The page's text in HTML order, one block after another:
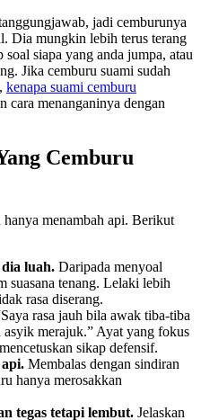
jadi cemburunya
Dia mungkin lebih terus terang
siapa yang anda jumpa, atau
Jika cemburu suami sudah
kenapa suami cemburu
cara menanganinya dengan
Cemburu
menambah api. Berikut
luah. Daripada menyoal
suasana tenang. Lelaki lebih
rasa diserang.
rasa jauh bila awak tiba-tiba
merajuk.” Ayat yang fokus
sikap defensif.
Membalas dengan sindiran
hanya merosakkan
tegas tetapi lembut. Jelaskan